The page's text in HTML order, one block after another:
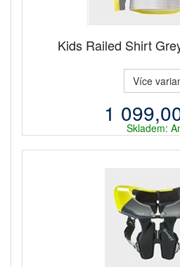
Kids Railed Shirt
Více
1
Skladem: